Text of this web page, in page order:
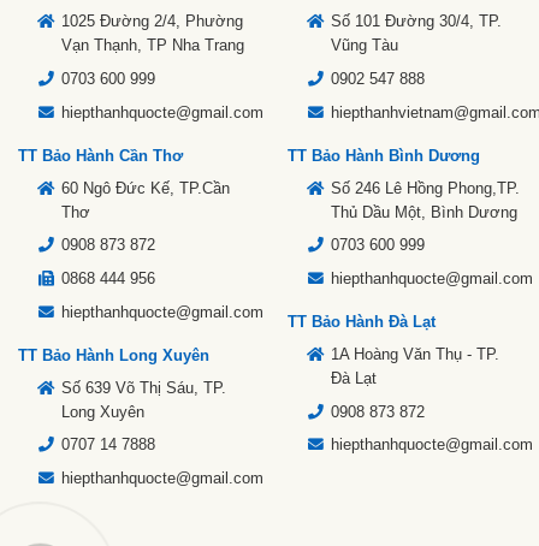
1025 Đường 2/4, Phường
Vạn Thạnh, TP Nha Trang
0703 600 999
hiepthanhquocte@gmail.com
TT Bảo Hành Cần Thơ
60 Ngô Đức Kế, TP.Cần
Thơ
0908 873 872
0868 444 956
hiepthanhquocte@gmail.com
TT Bảo Hành Long Xuyên
Số 639 Võ Thị Sáu, TP.
Long Xuyên
0707 14 7888
hiepthanhquocte@gmail.com
Số 101 Đường 30/4, TP.
Vũng Tàu
0902 547 888
TT Bảo Hành Bình Dương
Số 246 Lê Hồng Phong,TP.
Thủ Dầu Một, Bình Dương
0703 600 999
hiepthanhquocte@gmail.com
TT Bảo Hành Đà Lạt
1A Hoàng Văn Thụ - TP.
Đà Lạt
0908 873 872
hiepthanhquocte@gmail.com